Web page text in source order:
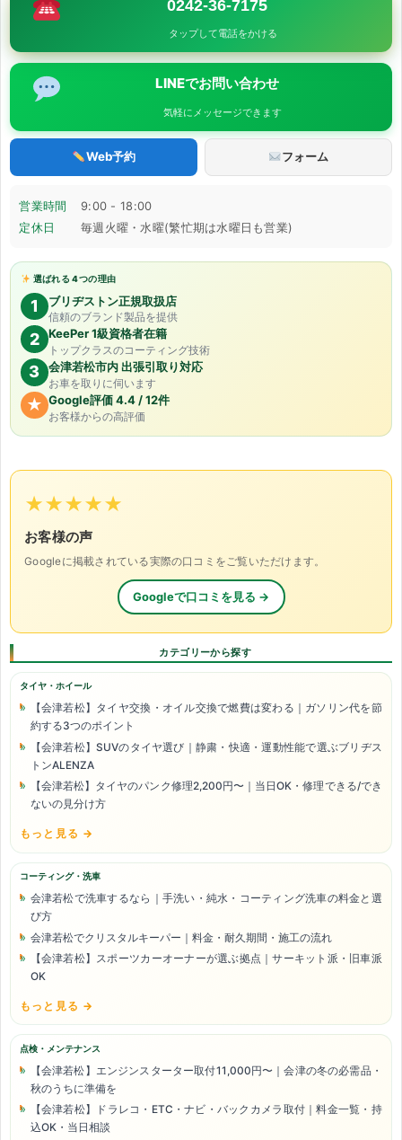
カテゴリーから探す
タイヤ・ホイール
【会津若松】タイヤ交換・オイル交換で燃費は変わる｜ガソリン代を節
約する3つのポイント
【会津若松】SUVのタイヤ選び｜静粛・快適・運動性能で選ぶブリヂス
トンALENZA
【会津若松】タイヤのパンク修理2,200円〜｜当日OK・修理できる/でき
ないの見分け方
もっと見る →
コーティング・洗車
会津若松で洗車するなら｜手洗い・純水・コーティング洗車の料金と選
び方
会津若松でクリスタルキーパー｜料金・耐久期間・施工の流れ
【会津若松】スポーツカーオーナーが選ぶ拠点｜サーキット派・旧車派
OK
もっと見る →
点検・メンテナンス
【会津若松】エンジンスターター取付11,000円〜｜会津の冬の必需品・
秋のうちに準備を
【会津若松】ドラレコ・ETC・ナビ・バックカメラ取付｜料金一覧・持
込OK・当日相談
0242-36-7175
タップして電話をかける
LINEでお問い合わせ
気軽にメッセージできます
Web予約 フォーム
営業時間
9:00 - 18:00
定休日
毎週火曜・水曜(繁忙期は水曜日も営業)
★★★★★
お客様の声
Googleに掲載されている実際の口コミをご覧いただけます。
Googleで口コミを見る →
選ばれる 4つの理由
1 ブリヂストン正規取扱店
信頼のブランド製品を提供
2 KeePer 1級資格者在籍
トップクラスのコーティング技術
3 会津若松市内 出張引取り対応
お車を取りに伺います
★ Google評価 4.4 / 12件
お客様からの高評価